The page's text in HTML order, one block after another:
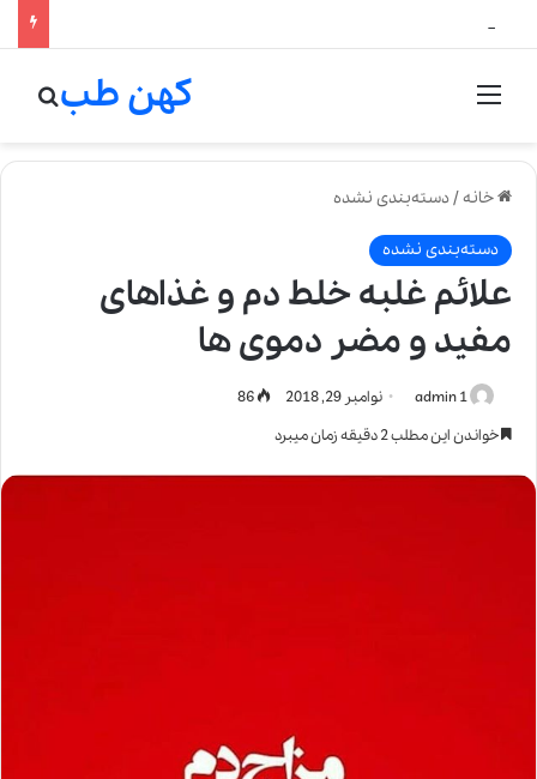
منو کهن طب
خانه/دسته‌بندی نشده
دسته‌بندی نشده
علائم غلبه خلط دم و غذاهای
مفید و مضر دموی ها
admin 1 نوامبر 29, 2018
خواندن این مطلب 2 دقیقه زمان میبرد